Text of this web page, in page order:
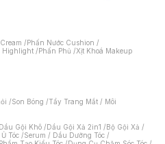
/Phấn Nước Cushion /
Highlight /Phấn Phủ /Xịt Khoá Makeup
/Son Bóng /Tẩy Trang Mắt / Môi
Dầu Gội Khô /Dầu Gội Xả 2in1 /Bộ Gội Xả /
Tóc /Serum / Dầu Dưỡng Tóc /